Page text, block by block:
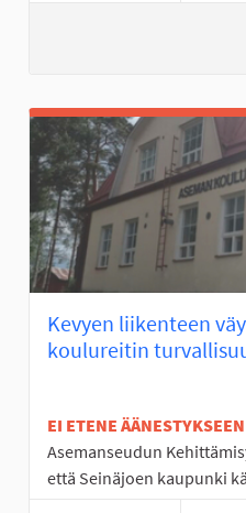
Kevyen liikenteen
koulureitin
EI ETENE ÄÄNESTYKSEEN
Asemanseudun
että Seinäjoen kaupunki